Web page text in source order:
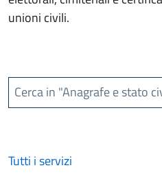
unioni civili.
Cerca in "Anagrafe e stato
Tutti i servizi